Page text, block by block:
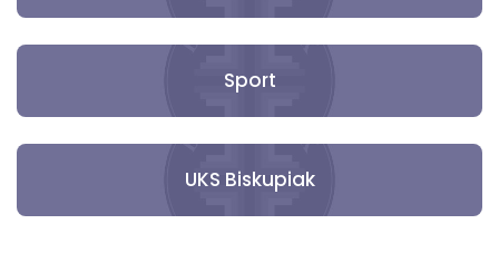
Sport
UKS Biskupiak